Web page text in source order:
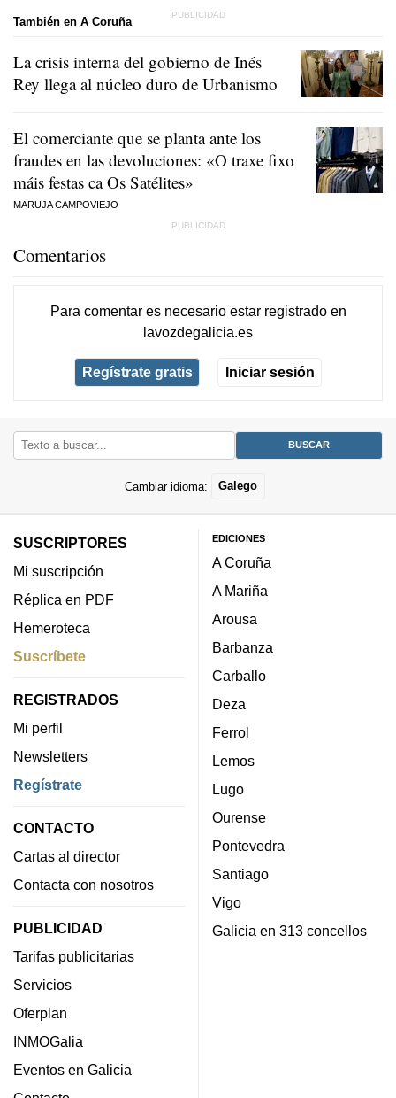
También en A Coruña
La crisis interna del gobierno de Inés
Rey llega al núcleo duro de Urbanismo
El comerciante que se planta ante los
fraudes en las devoluciones: «O traxe fixo
máis festas ca Os Satélites»
MARUJA CAMPOVIEJO
Comentarios
Para comentar es necesario estar registradoen
lavozdegalicia.es
Regístrate gratis Iniciar sesión
Cambiar idioma: Galego
SUSCRIPTORES
Mi suscripción
Réplica en PDF
Hemeroteca
Suscríbete
REGISTRADOS
Mi perfil
Newsletters
Regístrate
CONTACTO
Cartas al director
Contacta con nosotros
PUBLICIDAD
Tarifas publicitarias
Servicios
Oferplan
INMOGalia
Eventos en Galicia
EDICIONES
A Coruña
A Mariña
Arousa
Barbanza
Carballo
Deza
Ferrol
Lemos
Lugo
Ourense
Pontevedra
Santiago
Vigo
Galicia en 313 concellos